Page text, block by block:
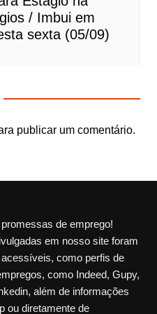
/ Imbui em
sexta (05/09)
publicar um comentário.
de emprego!
em nosso site foram
como perfis de
como Indeed, Gupy,
além de informações
ou diretamente de